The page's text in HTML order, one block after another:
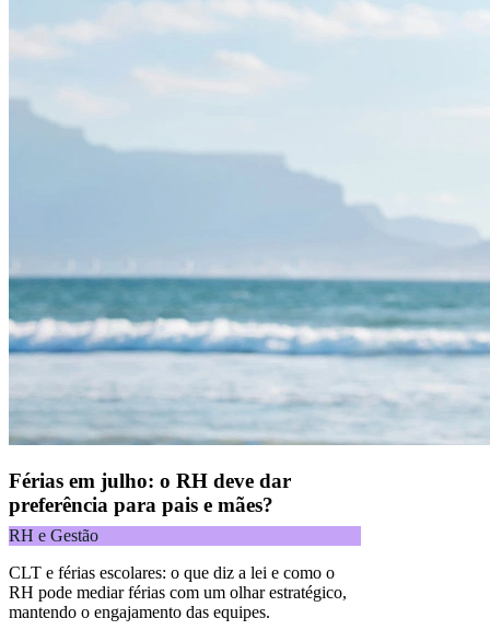
Férias em julho: o RH deve dar
preferência para pais e mães?
RH e Gestão
CLT e férias escolares: o que diz a lei e como o
RH pode mediar férias com um olhar estratégico,
mantendo o engajamento das equipes.